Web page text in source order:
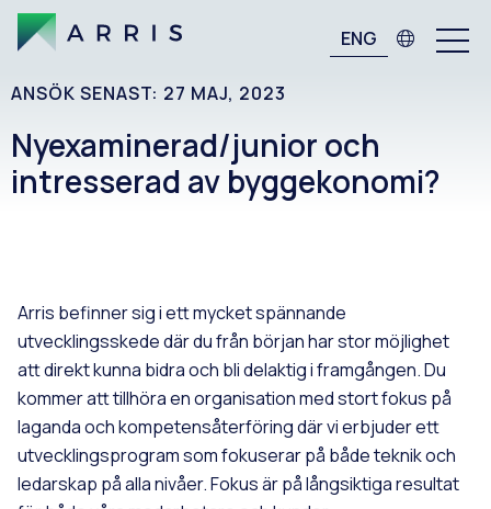
ENG
ANSÖK SENAST: 27 MAJ, 2023
Nyexaminerad/junior och
intresserad av byggekonomi?
Arris befinner sig i ett mycket spännande
utvecklingsskede där du från början har stor möjlighet
att direkt kunna bidra och bli delaktig i framgången. Du
kommer att tillhöra en organisation med stort fokus på
laganda och kompetensåterföring där vi erbjuder ett
utvecklingsprogram som fokuserar på både teknik och
ledarskap på alla nivåer. Fokus är på långsiktiga resultat